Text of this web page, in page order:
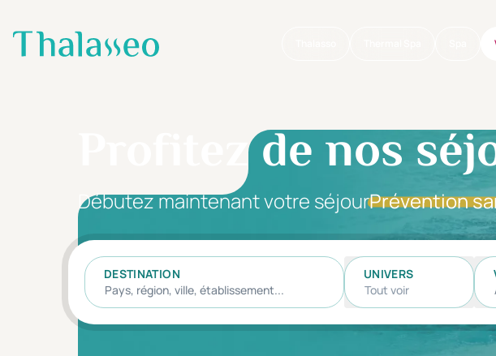
Aller au contenu principal
Profitez de nos
Débutez maintenant votre séjourPrévention
DESTINATION
UNIVERS
Tout voir